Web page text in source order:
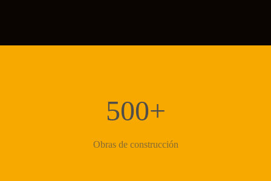
500+
Obras de construcción